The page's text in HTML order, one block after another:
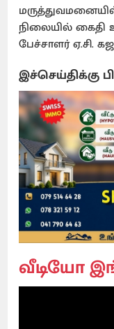
நிலையில் கைதி
பேச்சாளர் ஏ.சி.
இச்செய்திக்கு
வீடியோ